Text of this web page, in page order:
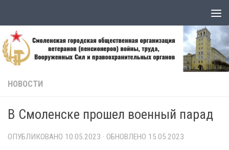
НОВОСТИ
В Смоленске прошел военный парад
ОПУБЛИКОВАНО 10.05.2023 · ОБНОВЛЕНО 15.05.2023